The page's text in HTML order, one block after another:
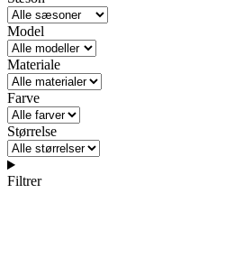
Model
Materiale
Farve
Størrelse
Filtrer